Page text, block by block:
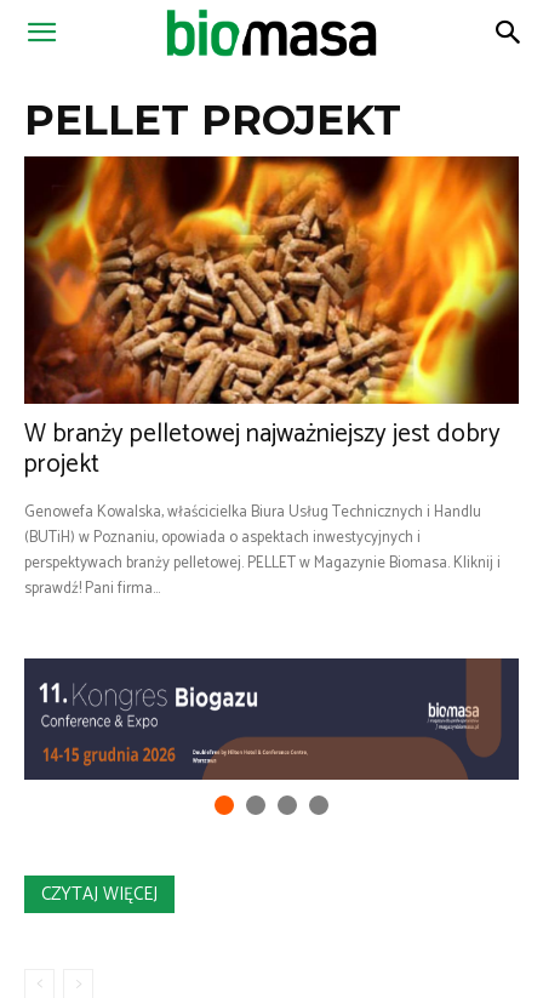
Magazyn
PELLET PROJEKT
W branży pelletowej najważniejszy jest dobry
projekt
Genowefa Kowalska, właścicielka Biura Usług Technicznych i Handlu
(BUTiH) w Poznaniu, opowiada o aspektach inwestycyjnych i
perspektywach branży pelletowej. PELLET w Magazynie Biomasa. Kliknij i
sprawdź! Pani firma...
CZYTAJ WIĘCEJ